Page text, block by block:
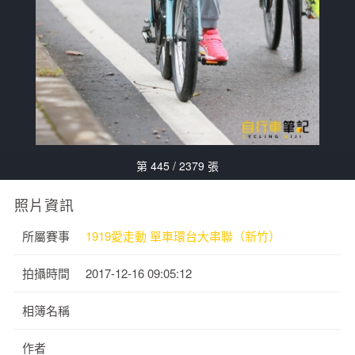
第 445 / 2379 張
照片資訊
所屬賽事 1919愛走動 單車環台大串聯（新竹）
拍攝時間 2017-12-16 09:05:12
相簿名稱
作者